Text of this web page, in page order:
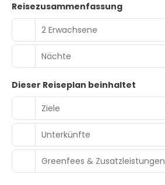
Reisezusammenfassung
2 Erwachsene
Nächte
Dieser Reiseplan beinhaltet
Ziele
Unterkünfte
Greenfees & Zusatzleistungen